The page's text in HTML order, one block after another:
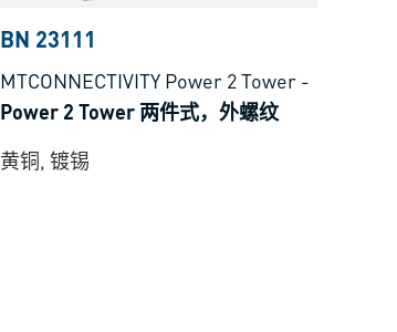
BN 23111
MTCONNECTIVITY Power 2 Tower -
Power 2 Tower 两件式，外螺纹
黄铜, 镀锡